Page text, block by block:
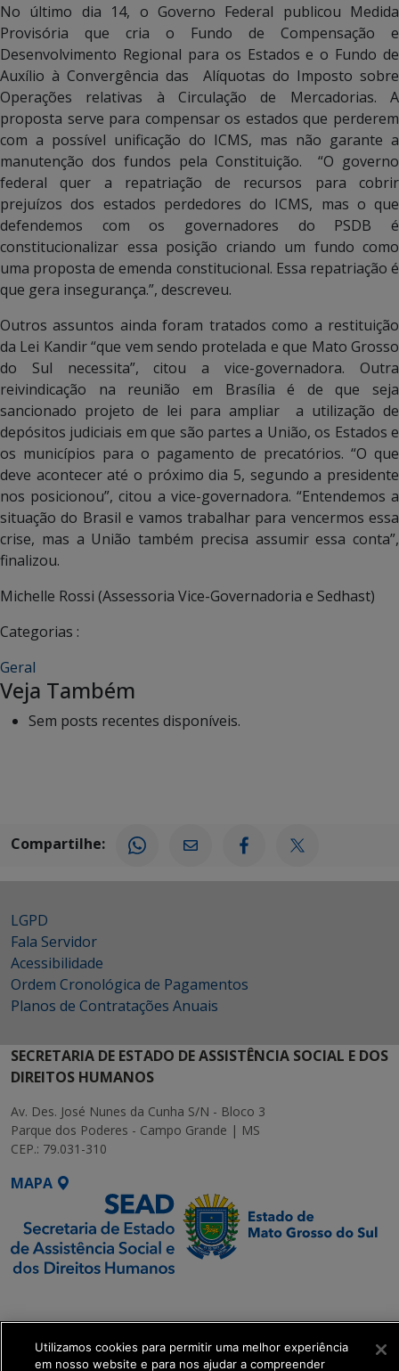
No último dia 14, o Governo Federal publicou Medida
Provisória que cria o Fundo de Compensação e
Desenvolvimento Regional para os Estados e o Fundo de
Auxílio à Convergência das Alíquotas do Imposto sobre
Operações relativas à Circulação de Mercadorias. A
proposta serve para compensar os estados que perderem
com a possível unificação do ICMS, mas não garante a
manutenção dos fundos pela Constituição. “O governo
federal quer a repatriação de recursos para cobrir
prejuízos dos estados perdedores do ICMS, mas o que
defendemos com os governadores do PSDB é
constitucionalizar essa posição criando um fundo como
uma proposta de emenda constitucional. Essa repatriação é
que gera insegurança.”, descreveu.
Outros assuntos ainda foram tratados como a restituição
da Lei Kandir “que vem sendo protelada e que Mato Grosso
do Sul necessita”, citou a vice-governadora. Outra
reivindicação na reunião em Brasília é de que seja
sancionado projeto de lei para ampliar a utilização de
depósitos judiciais em que são partes a União, os Estados e
os municípios para o pagamento de precatórios. “O que
deve acontecer até o próximo dia 5, segundo a presidente
nos posicionou”, citou a vice-governadora. “Entendemos a
situação do Brasil e vamos trabalhar para vencermos essa
crise, mas a União também precisa assumir essa conta”,
finalizou.
Michelle Rossi (Assessoria Vice-Governadoria e Sedhast)
Categorias :
Geral
Veja Também
Sem posts recentes disponíveis.
Compartilhe:
LGPD
Fala Servidor
Acessibilidade
Ordem Cronológica de Pagamentos
Planos de Contratações Anuais
SECRETARIA DE ESTADO DE ASSISTÊNCIA SOCIAL E DOS
DIREITOS HUMANOS
Av. Des. José Nunes da Cunha S/N - Bloco 3
Parque dos Poderes - Campo Grande | MS
CEP.: 79.031-310
MAPA
Executiva de
Transformação Digital
Utilizamos cookies para permitir uma melhor experiência
em nosso website e para nos ajudar a compreender